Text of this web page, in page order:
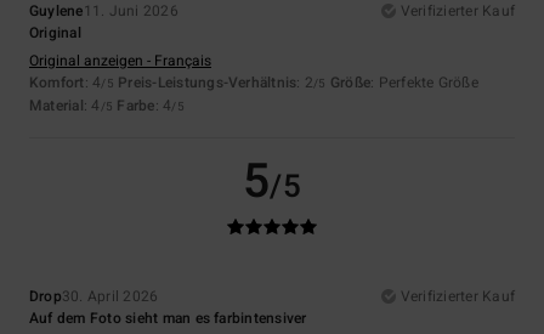
Guylene11. Juni 2026
Verifizierter Kauf
Original
Original anzeigen - Français
Komfort: 4/5 Preis-Leistungs-Verhältnis: 2/5 Größe: Perfekte Größe
Material: 4 /5 Farbe: 4/5
5/5
Drop30. April 2026
Verifizierter Kauf
Auf dem Foto sieht man es farbintensiver